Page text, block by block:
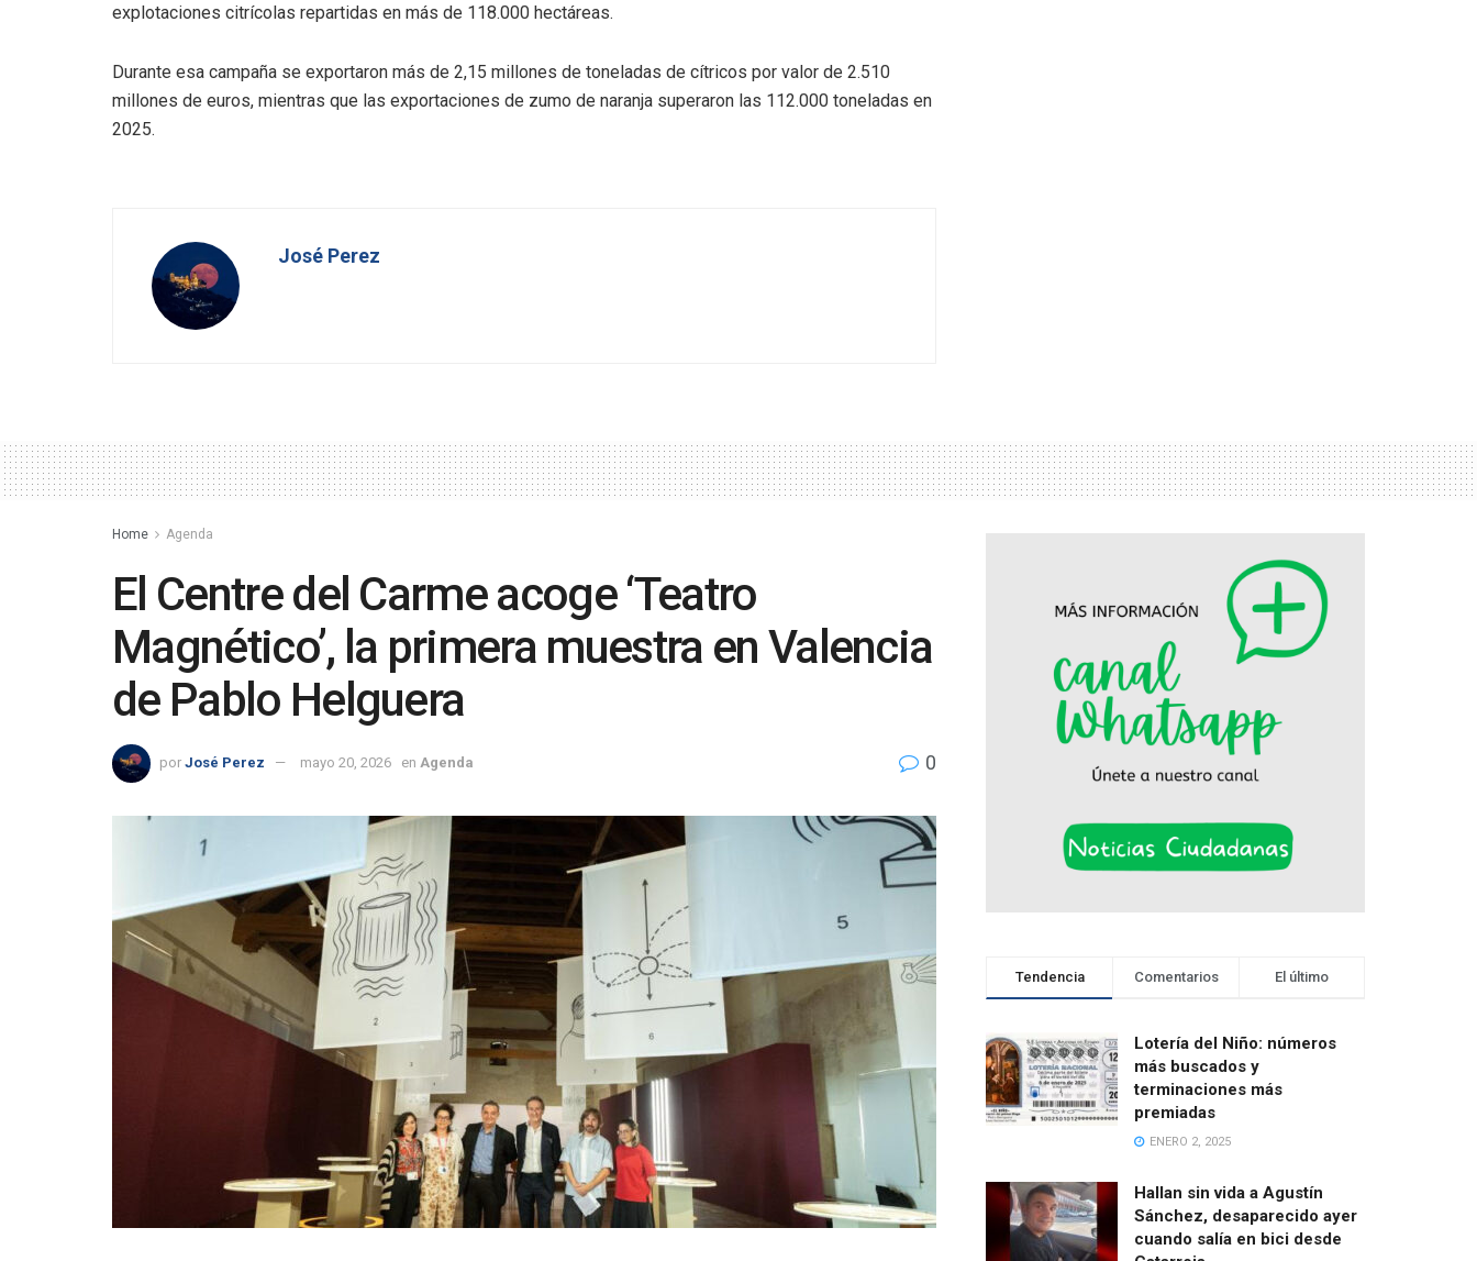
explotaciones citrícolas repartidas en más de 118.000 hectáreas.
Durante esa campaña se exportaron más de 2,15 millones de toneladas de cítricos por valor de 2.510
millones de euros, mientras que las exportaciones de zumo de naranja superaron las 112.000 toneladas en
2025.
José Perez
Home Agenda
El Centre del Carme acoge ‘Teatro
Magnético’, la primera muestra en Valencia
de Pablo Helguera
por José Perez mayo 20, 2026 en Agenda 0
Tendencia Comentarios El último
Lotería del Niño: números
más buscados y
terminaciones más
premiadas
ENERO 2, 2025
Hallan sin vida a Agustín
Sánchez, desaparecido ayer
cuando salía en bici desde